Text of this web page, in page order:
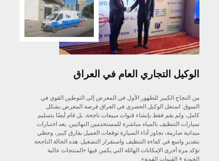
الوكيل التجاري العام في العراق
من النجاح الكبير للظهور الأول في المعرض إلى التوطين القوي في
السوق: استغل الوكيل الحصري في العراق فرصة المعرض بشكل
كامل، ولم يقم فقط بإنشاء قنوات مبيعات ناجحة، بل قام أيضًا بتسليم
سيارات التنظيف بالمياه مباشرة للمستخدمين النهائيين. بعد اختبارات
ميدانية صارمة، تجاوز أداء السيارة توقعات العميل بفارق كبير، وحظي
بتقدير واسع في كفاءة التنظيف واستقرار التشغيل. هذه الحالة الناجحة
تؤكد مرة أخرى الإمكانات الهائلة التي يكمن فيها «المنتجات عالية
الجودة + القنوات القوية».